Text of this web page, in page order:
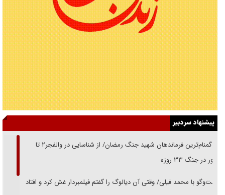
پیشنهاد سردبیر
از گمنام‌ترین فرماندهان شهید جنگ رمضان/ از شناسایی در والفجر۲ تا
حضور در جنگ ۳۳ روزه
گفت‌وگو با محمد فیلی/ وقتی آن دیالوگ را گفتم فیلمبردار غش کرد و افتاد